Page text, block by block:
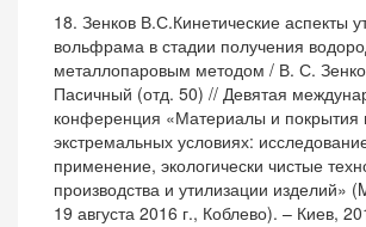
18. Зенков В.С.Кинетические аспекты
вольфрама в стадии получения
металлопаровым методом / В. С.
Пасичный (отд. 50) // Девятая
конференция «Материалы и покрытия
экстремальных условиях:
применение, экологически чистые
производства и утилизации изделий»
19 августа 2016 г., Коблево). – Киев,